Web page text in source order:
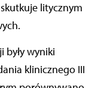
litycznym
były wyniki
klinicznego III